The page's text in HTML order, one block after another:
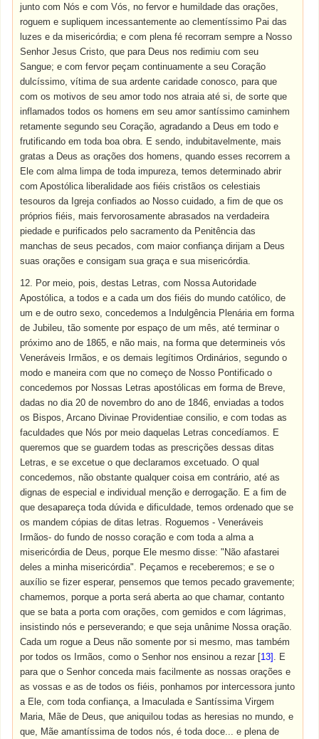
junto com Nós e com Vós, no fervor e humildade das orações,
roguem e supliquem incessantemente ao clementíssimo Pai das
luzes e da misericórdia; e com plena fé recorram sempre a Nosso
Senhor Jesus Cristo, que para Deus nos redimiu com seu
Sangue; e com fervor peçam continuamente a seu Coração
dulcíssimo, vítima de sua ardente caridade conosco, para que
com os motivos de seu amor todo nos atraia até si, de sorte que
inflamados todos os homens em seu amor santíssimo caminhem
retamente segundo seu Coração, agradando a Deus em todo e
frutificando em toda boa obra. E sendo, indubitavelmente, mais
gratas a Deus as orações dos homens, quando esses recorrem a
Ele com alma limpa de toda impureza, temos determinado abrir
com Apostólica liberalidade aos fiéis cristãos os celestiais
tesouros da Igreja confiados ao Nosso cuidado, a fim de que os
próprios fiéis, mais fervorosamente abrasados na verdadeira
piedade e purificados pelo sacramento da Penitência das
manchas de seus pecados, com maior confiança dirijam a Deus
suas orações e consigam sua graça e sua misericórdia.
12. Por meio, pois, destas Letras, com Nossa Autoridade
Apostólica, a todos e a cada um dos fiéis do mundo católico, de
um e de outro sexo, concedemos a Indulgência Plenária em forma
de Jubileu, tão somente por espaço de um mês, até terminar o
próximo ano de 1865, e não mais, na forma que determineis vós
Veneráveis Irmãos, e os demais legítimos Ordinários, segundo o
modo e maneira com que no começo de Nosso Pontificado o
concedemos por Nossas Letras apostólicas em forma de Breve,
dadas no dia 20 de novembro do ano de 1846, enviadas a todos
os Bispos, Arcano Divinae Providentiae consilio, e com todas as
faculdades que Nós por meio daquelas Letras concedíamos. E
queremos que se guardem todas as prescrições dessas ditas
Letras, e se excetue o que declaramos excetuado. O qual
concedemos, não obstante qualquer coisa em contrário, até as
dignas de especial e individual menção e derrogação. E a fim de
que desapareça toda dúvida e dificuldade, temos ordenado que se
os mandem cópias de ditas letras. Roguemos - Veneráveis
Irmãos- do fundo de nosso coração e com toda a alma a
misericórdia de Deus, porque Ele mesmo disse: "Não afastarei
deles a minha misericórdia". Peçamos e receberemos; e se o
auxílio se fizer esperar, pensemos que temos pecado gravemente;
chamemos, porque a porta será aberta ao que chamar, contanto
que se bata a porta com orações, com gemidos e com lágrimas,
insistindo nós e perseverando; e que seja unânime Nossa oração.
Cada um rogue a Deus não somente por si mesmo, mas também
por todos os Irmãos, como o Senhor nos ensinou a rezar [13] . E
para que o Senhor conceda mais facilmente as nossas orações e
as vossas e as de todos os fiéis, ponhamos por intercessora junto
a Ele, com toda confiança, a Imaculada e Santíssima Virgem
Maria, Mãe de Deus, que aniquilou todas as heresias no mundo, e
que, Mãe amantíssima de todos nós, é toda doce... e plena de